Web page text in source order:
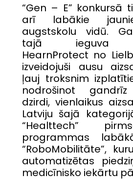
“Gen – E” konkursā
arī labākie
augstskolu vidū.
tajā ieguva
HearnProtect no
izveidojuši ausu
ļauj troksnim
nodrošinot
dzirdi, vienlaikus
Latviju šajā
“Healttech”
programmas
“RoboMobilitāte”,
automatizētas
medicīnisko iekārtu